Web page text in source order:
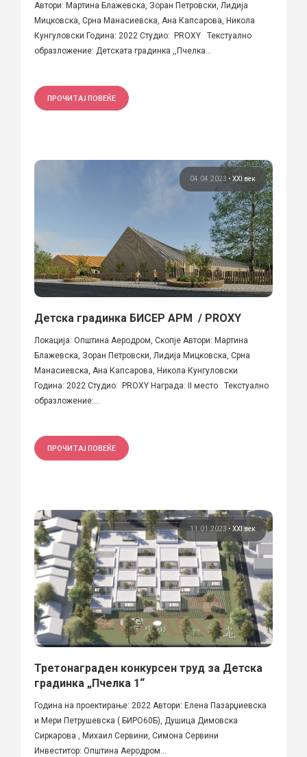
Автори: Мартина Блажевска, Зоран Петровски, Лидија
Мицковска, Срна Манасиевска, Ана Капсарова, Никола
Кунгуловски Година: 2022 Студио: PROXY Текстуално
образложение: Детската градинка ,,Пчелка...
ПРОЧИТАЈ ПОВЕЌЕ
04.04.2023 • XXI век
Детска градинка БИСЕР АРМ / PROXY
Локација: Општина Аеродром, Скопје Автори: Мартина
Блажевска, Зоран Петровски, Лидија Мицковска, Срна
Манасиевска, Ана Капсарова, Никола Кунгуловски
Година: 2022 Студио: PROXY Награда: II место Текстуално
образложение:...
ПРОЧИТАЈ ПОВЕЌЕ
11.01.2023 • XXI век
Третонаграден конкурсен труд за Детска
градинка „Пчелка 1“
Година на проектирање: 2022 Автори: Елена Пазарџиевска
и Мери Петрушевска ( БИРО60Б), Душица Димовска
Сиркарова , Михаил Сервини, Симона Сервини
Инвеститор: Општина Аеродром...